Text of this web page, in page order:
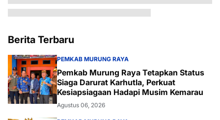
Berita Terbaru
PEMKAB MURUNG RAYA
Pemkab Murung Raya Tetapkan Status
Siaga Darurat Karhutla, Perkuat
Kesiapsiagaan Hadapi Musim Kemarau
Agustus 06, 2026